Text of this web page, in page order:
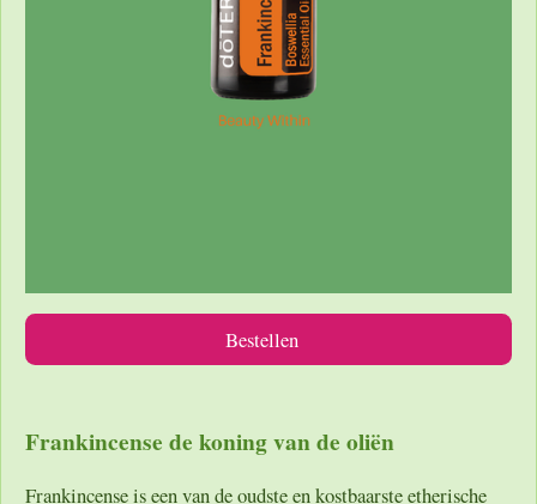
Bestellen
Frankincense de koning van de oliën
Frankincense is een van de oudste en kostbaarste etherische